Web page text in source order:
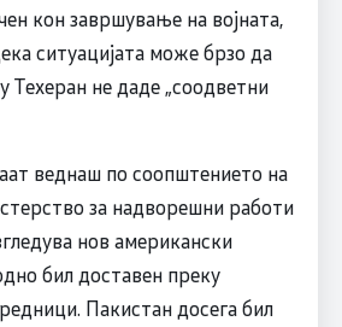
кон завршување на војната,
ситуацијата може брзо да
Техеран не даде „соодветни
веднаш по соопштението на
за надворешни работи
нов американски
бил доставен преку
Пакистан досега бил